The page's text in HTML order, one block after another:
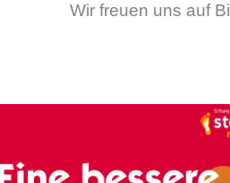
Wir freuen uns auf